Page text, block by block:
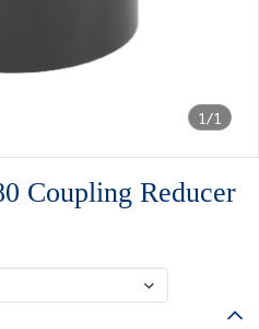
1/1
Coupling Reducer